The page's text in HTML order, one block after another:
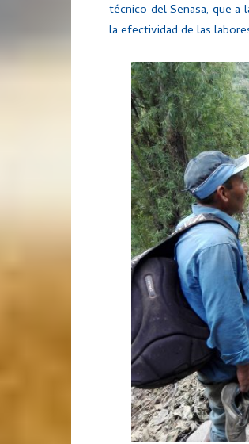
técnico del Senasa, que a
la efectividad de las